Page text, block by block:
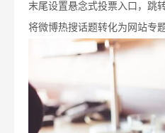
末尾设置悬念式投票入口，跳
将微博热搜话题转化为网站专